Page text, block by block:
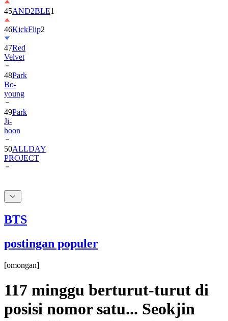
45AND2BLE1
46KickFlip2
47Red
Velvet
48Park
Bo-
young
49Park
Ji-
hoon
50ALLDAY
PROJECT
BTS
postingan populer
[omongan]
117 minggu berturut-turut di
posisi nomor satu... Seokjin